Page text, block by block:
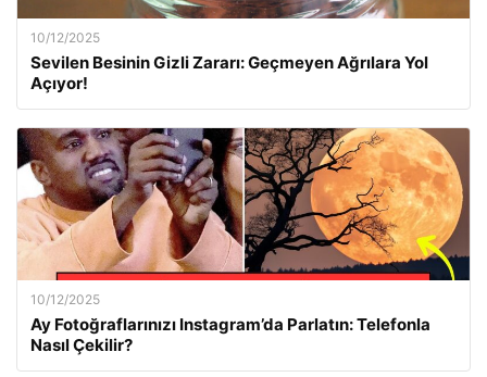
10/12/2025
Sevilen Besinin Gizli Zararı: Geçmeyen Ağrılara Yol
Açıyor!
10/12/2025
Ay Fotoğraflarınızı Instagram’da Parlatın: Telefonla
Nasıl Çekilir?